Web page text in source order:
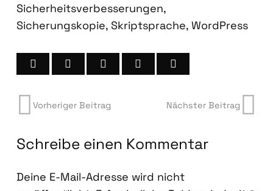
Sicherheitsverbesserungen,
Sicherungskopie, Skriptsprache, WordPress
Vorheriger Beitrag Nächster Beitrag
Schreibe einen Kommentar
Deine E-Mail-Adresse wird nicht